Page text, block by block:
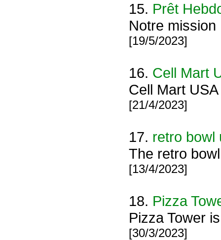
15. Prêt
Notre
[19/5/2023]
16. Cell Mart
Cell Mart
[21/4/2023]
17. retro bowl
The retro
[13/4/2023]
18. Pizza
Pizza Tower
[30/3/2023]